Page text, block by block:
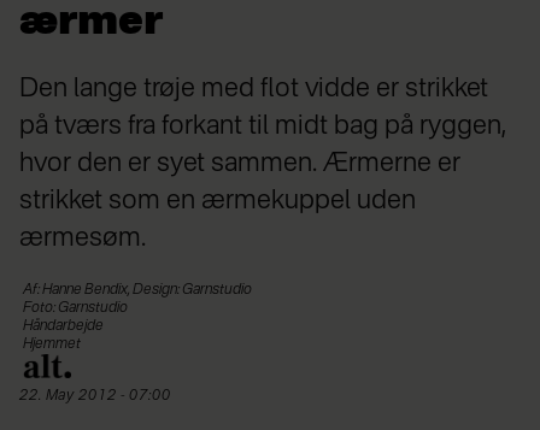
ærmer
Den lange trøje med flot vidde er strikket
på tværs fra forkant til midt bag på ryggen,
hvor den er syet sammen. Ærmerne er
strikket som en ærmekuppel uden
ærmesøm.
Af: Hanne Bendix, Design: Garnstudio
Foto: Garnstudio
Håndarbejde
Hjemmet
22. May 2012 - 07:00